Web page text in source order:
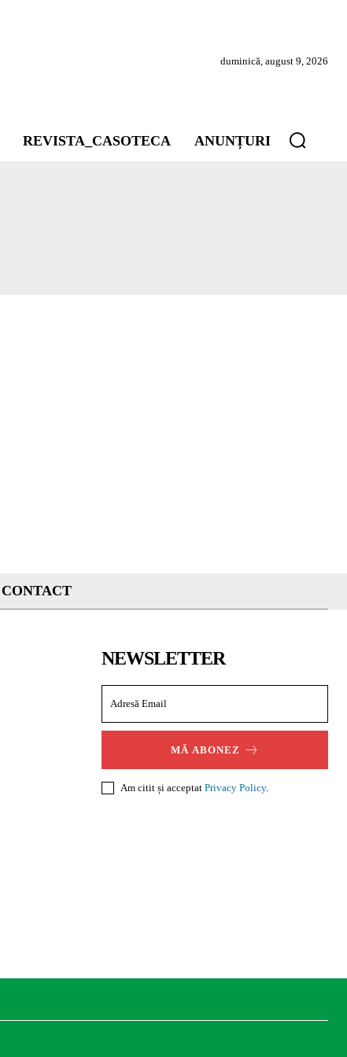
duminică, august 9, 2026
REVISTA_CASOTECA ANUNȚURI
CONTACT
NEWSLETTER
MĂ ABONEZ
Am citit și acceptat Privacy Policy.